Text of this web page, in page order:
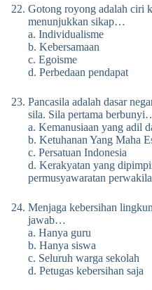
Gotong royong adalah ciri
menunjukkan sikap…
a. Individualisme
b. Kebersamaan
c. Egoisme
d. Perbedaan pendapat
Pancasila adalah dasar
sila. Sila pertama
a. Kemanusiaan yang adil
b. Ketuhanan Yang Maha
c. Persatuan Indonesia
d. Kerakyatan yang
permusyawaratan
Menjaga kebersihan
jawab…
a. Hanya guru
b. Hanya siswa
c. Seluruh warga sekolah
d. Petugas kebersihan saja